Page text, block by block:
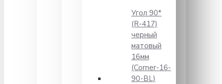
Угол 90*
(R-417)
черный
матовый
16мм
(Corner-16-
90-BL)